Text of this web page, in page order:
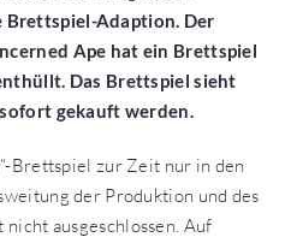
Brettspiel-Adaption. Der
Ape hat ein Brettspiel
Das Brettspiel sieht
gekauft werden.
Brettspiel zur Zeit nur in den
der Produktion und des
ausgeschlossen. Auf